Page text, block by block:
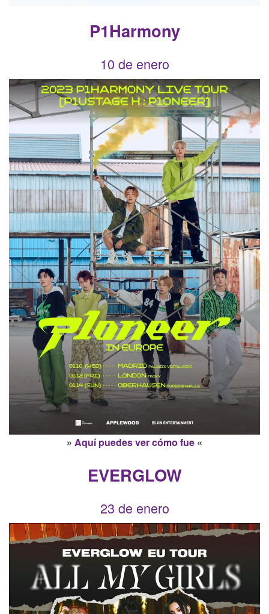
P1Harmony
10 de enero
» Aquí puedes ver cómo fue «
EVERGLOW
23 de enero